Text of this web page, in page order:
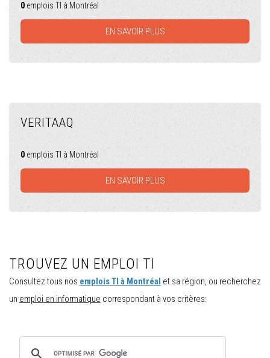
0 emplois TI à Montréal
EN SAVOIR PLUS
VERITAAQ
0 emplois TI à Montréal
EN SAVOIR PLUS
TROUVEZ UN EMPLOI TI
Consultez tous nos emplois TI à Montréal et sa région, ou recherchez
un emploi en informatique correspondant à vos critères: